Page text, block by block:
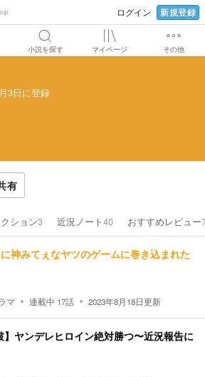
ログイン 新規登録
小説を探す マイページ その他
3日に登録
有
ション3 近況ノート40 おすすめレビュー
神みてぇなヤツのゲームに巻き込まれた
マ 連載中 17話 2023年8月18日更新
】ヤンデレヒロイン絶対勝つ〜近況報告に